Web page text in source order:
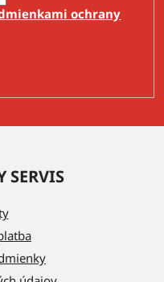
ochrany
SERVIS